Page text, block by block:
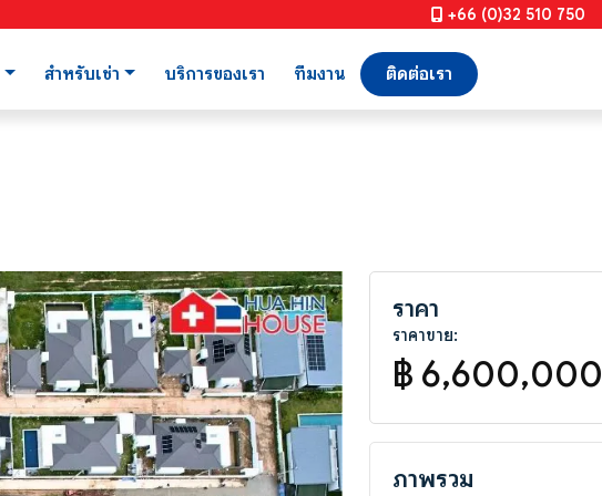
+66 (0)32 510 750
สำหรับเช่า บริการของเรา ทีมงาน ติดต่อเรา
ราคา
ราคาขาย:
฿ 6,600,000
ภาพรวม